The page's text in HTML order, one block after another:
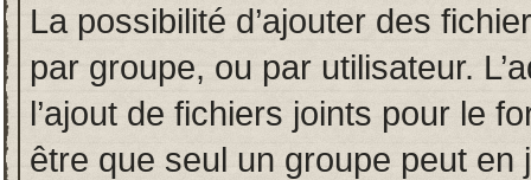
La possibilité d’ajouter des
par groupe, ou par utilisateur.
l’ajout de fichiers joints pour le
être que seul un groupe peut en